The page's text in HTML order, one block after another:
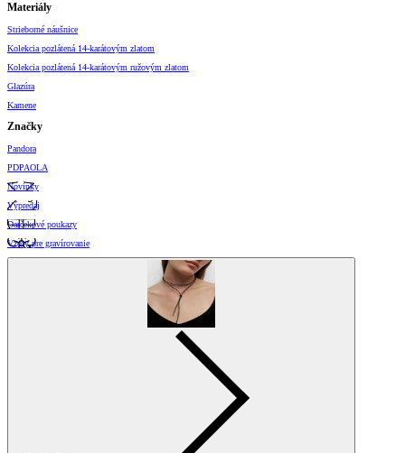
Materiály
Strieborné náušnice
Kolekcia pozlátená 14-karátovým zlatom
Kolekcia pozlátená 14-karátovým ružovým zlatom
Glazúra
Kamene
Značky
Pandora
PDPAOLA
Novinky
Výpredaj
Darčekové poukazy
Vzory pre gravírovanie